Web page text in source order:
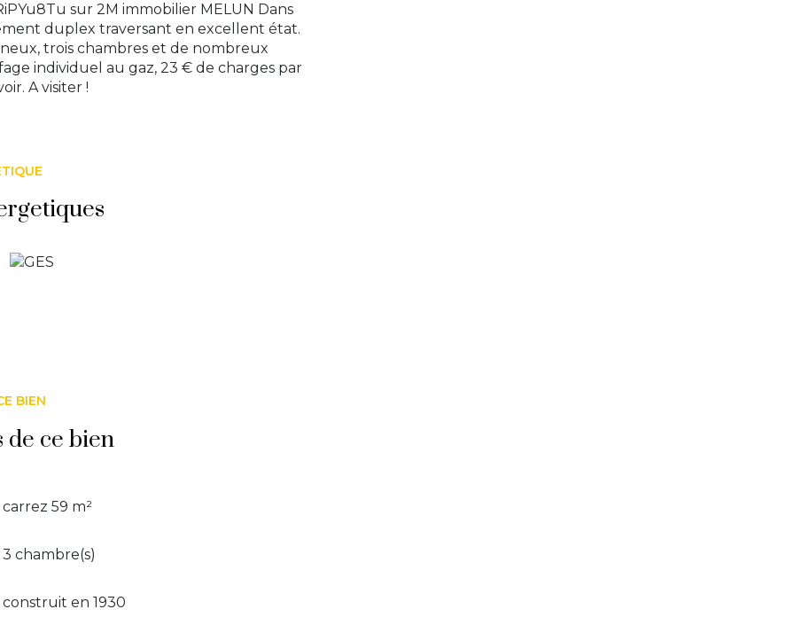
sur 2M immobilier MELUN Dans
duplex traversant en excellent état.
trois chambres et de nombreux
individuel au gaz, 23 € de charges par
A visiter !
BIEN
de ce bien
carrez 59 m²
3 chambre(s)
construit en 1930